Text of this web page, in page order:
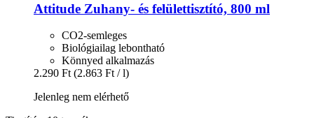
Attitude Zuhany-​ és felülettisztító, 800 ml
CO2-semleges
Biológiailag lebontható
Könnyed alkalmazás
2.290 Ft (2.863 Ft / l)
Jelenleg nem elérhető